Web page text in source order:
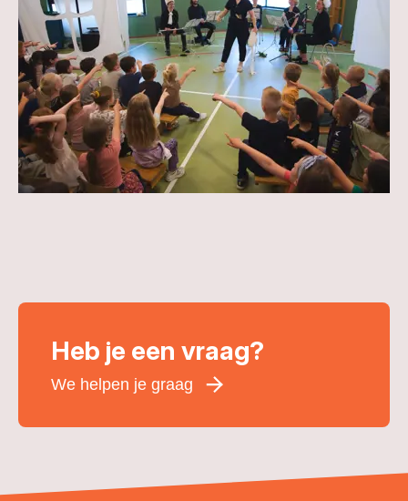
Heb je een vraag?
We helpen je graag